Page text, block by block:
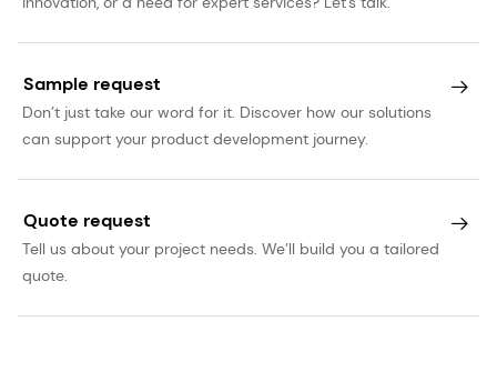
Sample request
Don’t just take our word for it. Discover how our solutions
can support your product development journey.
Quote request
Tell us about your project needs. We’ll build you a tailored
quote.